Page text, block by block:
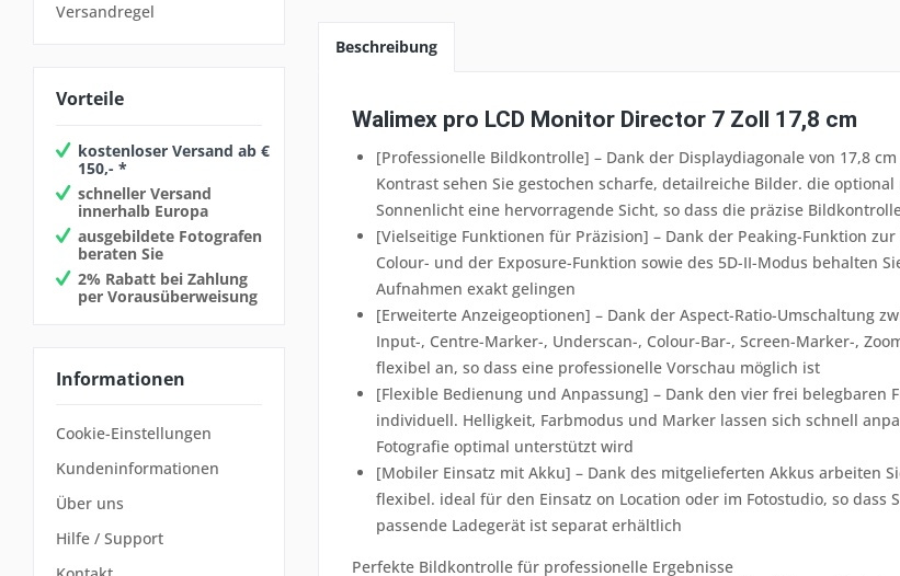
Versandregel
Vorteile
kostenloser Versand ab €
150,- *
schneller Versand
innerhalb Europa
ausgebildete Fotografen
beraten Sie
2% Rabatt bei Zahlung
per Vorausüberweisung
Informationen
Cookie-Einstellungen
Kundeninformationen
Über uns
Hilfe / Support
Beschreibung
Walimex pro LCD Monitor Director 7 Zoll 17,8 cm
[Professionelle Bildkontrolle] – Dank der Displaydiagonale von 17,8
Kontrast sehen Sie gestochen scharfe, detailreiche Bilder. die
Sonnenlicht eine hervorragende Sicht, so dass die präzise
[Vielseitige Funktionen für Präzision] – Dank der Peaking-Funktion
Colour- und der Exposure-Funktion sowie des 5D-II-Modus behalten
Aufnahmen exakt gelingen
[Erweiterte Anzeigeoptionen] – Dank der Aspect-Ratio-Umschaltung
Input-, Centre-Marker-, Underscan-, Colour-Bar-, Screen-Marker-,
flexibel an, so dass eine professionelle Vorschau möglich ist
[Flexible Bedienung und Anpassung] – Dank den vier frei
individuell. Helligkeit, Farbmodus und Marker lassen sich schnell
Fotografie optimal unterstützt wird
[Mobiler Einsatz mit Akku] – Dank des mitgelieferten Akkus arbeiten
flexibel. ideal für den Einsatz on Location oder im Fotostudio, so
passende Ladegerät ist separat erhältlich
Perfekte Bildkontrolle für professionelle Ergebnisse